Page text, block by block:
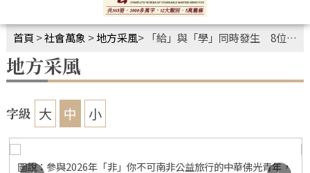
首頁 >社會萬象 >地方采風> 「給」與「學」同時發生 8位中華佛光青年南非南華寺迎春
地方采風
字級 大 中 小
圖說：參與2026年「非」你不可南非公益旅行的中華佛光青年，